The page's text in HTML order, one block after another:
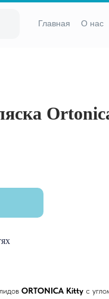
Главная О нас
ORTONICA Kitty с